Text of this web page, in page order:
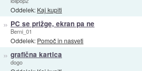
Oddelek: Kaj kupiti
» PC se prižge, ekran pa ne
Berni_01
Oddelek: Pomoč in nasveti
» grafična kartica
dogo